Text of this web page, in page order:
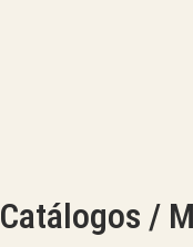
Catálogos /